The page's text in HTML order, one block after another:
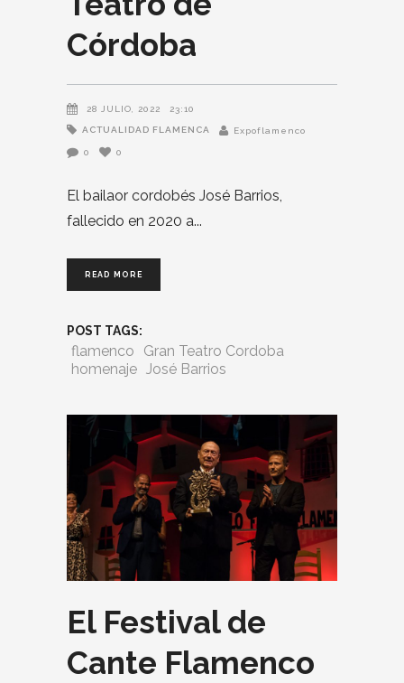
Córdoba
28 JULIO, 2022 23:10
ACTUALIDAD FLAMENCA Expoflamenco
0 0
El bailaor cordobés José Barrios,
fallecido en 2020 a
READ MORE
POST TAGS:
flamenco
Gran Teatro Cordoba
homenaje José Barrios
El Festival de
Cante Flamenco